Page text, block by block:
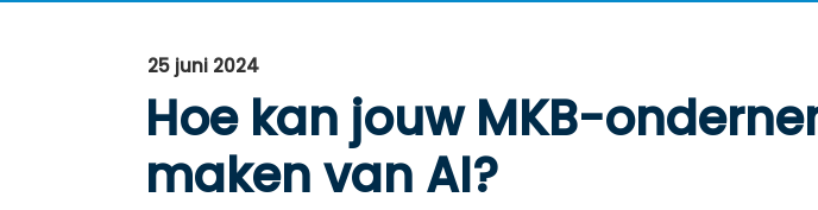
25 juni 2024
Hoe kan jouw MKB-
maken van AI?